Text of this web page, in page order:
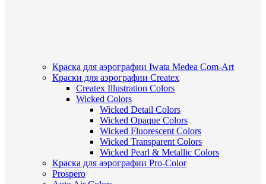
Краска для аэрографии Iwata Medea Com-Art
Краски для аэрографии Createx
Createx Illustration Colors
Wicked Colors
Wicked Detail Colors
Wicked Opaque Colors
Wicked Fluorescent Colors
Wicked Transparent Colors
Wicked Pearl & Metallic Colors
Краска для аэрографии Pro-Color
Prospero